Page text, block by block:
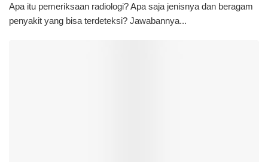
Apa itu pemeriksaan radiologi? Apa saja jenisnya dan beragam
penyakit yang bisa terdeteksi? Jawabannya...